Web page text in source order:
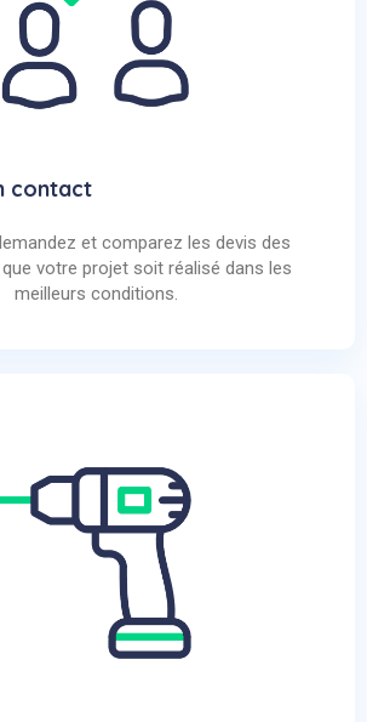
contact
et comparez les devis des
votre projet soit réalisé dans les
meilleurs conditions.